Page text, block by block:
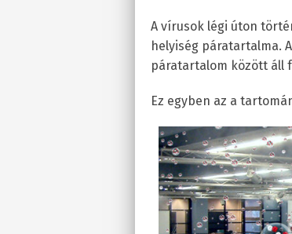
A vírusok légi úton
helyiség páratartalma.
páratartalom között áll
Ez egyben az a